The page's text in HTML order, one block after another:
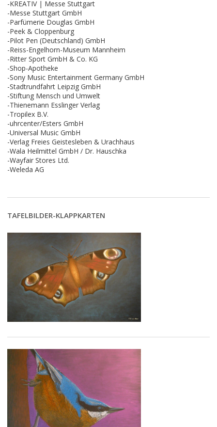
-KREATIV | Messe Stuttgart
-Messe Stuttgart GmbH
-Parfümerie Douglas GmbH
-Peek & Cloppenburg
-Pilot Pen (Deutschland) GmbH
-Reiss-Engelhorn-Museum Mannheim
-Ritter Sport GmbH & Co. KG
-Shop-Apotheke
-Sony Music Entertainment Germany GmbH
-Stadtrundfahrt Leipzig GmbH
-Stiftung Mensch und Umwelt
-Thienemann Esslinger Verlag
-Tropilex B.V.
-uhrcenter/Esters GmbH
-Universal Music GmbH
-Verlag Freies Geistesleben & Urachhaus
-Wala Heilmittel GmbH / Dr. Hauschka
-Wayfair Stores Ltd.
-Weleda AG
TAFELBILDER-KLAPPKARTEN